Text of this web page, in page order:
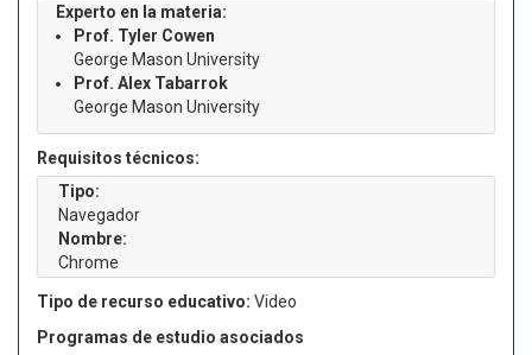
Experto en la materia:
Prof. Tyler Cowen
George Mason University
Prof. Alex Tabarrok
George Mason University
Requisitos técnicos:
Tipo:
Navegador
Nombre:
Chrome
Tipo de recurso educativo: Video
Programas de estudio asociados